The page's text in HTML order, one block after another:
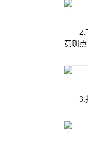
2.
意则点
3.